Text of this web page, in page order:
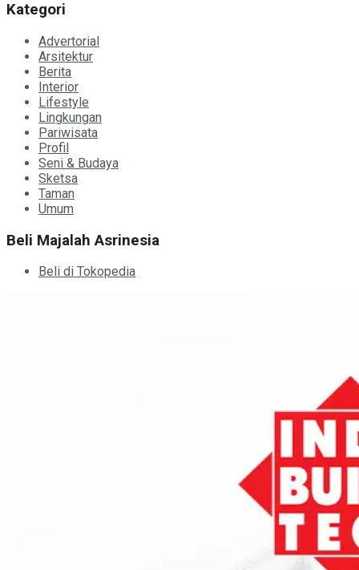
Kategori
Advertorial
Arsitektur
Berita
Interior
Lifestyle
Lingkungan
Pariwisata
Profil
Seni & Budaya
Sketsa
Taman
Umum
Beli Majalah Asrinesia
Beli di Tokopedia